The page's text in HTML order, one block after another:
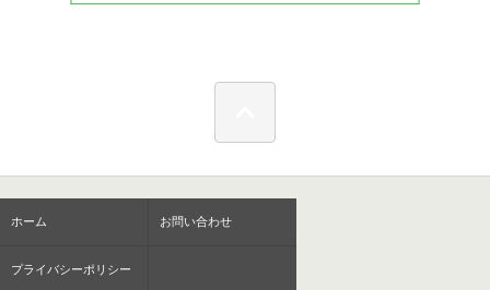
ホーム お問い合わせ
プライバシーポリシー